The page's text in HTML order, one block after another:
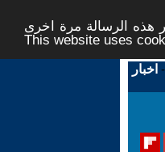
هذه الرسالة مرة اخرى -
This website uses
- اخبار